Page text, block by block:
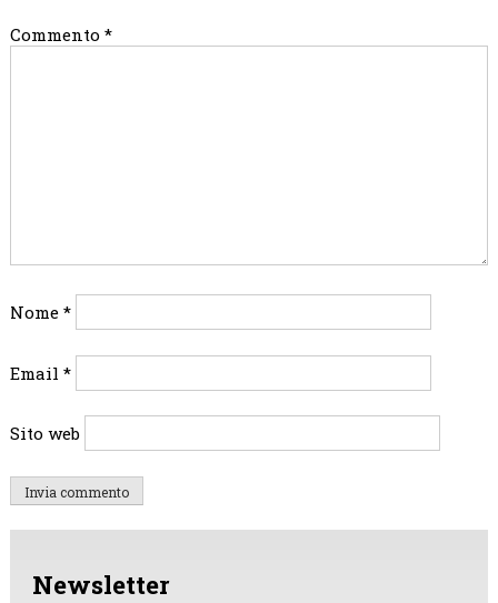
Commento *
Nome *
Email *
Sito web
Newsletter